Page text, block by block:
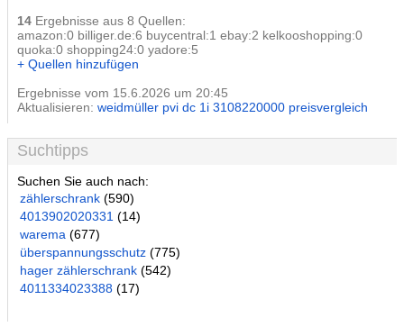
14 Ergebnisse aus 8 Quellen:
amazon:0 billiger.de:6 buycentral:1 ebay:2 kelkooshopping:0
quoka:0 shopping24:0 yadore:5
+ Quellen hinzufügen
Ergebnisse vom 15.6.2026 um 20:45
Aktualisieren: weidmüller pvi dc 1i 3108220000 preisvergleich
Suchtipps
Suchen Sie auch nach:
zählerschrank (590)
4013902020331 (14)
warema (677)
überspannungsschutz (775)
hager zählerschrank (542)
4011334023388 (17)